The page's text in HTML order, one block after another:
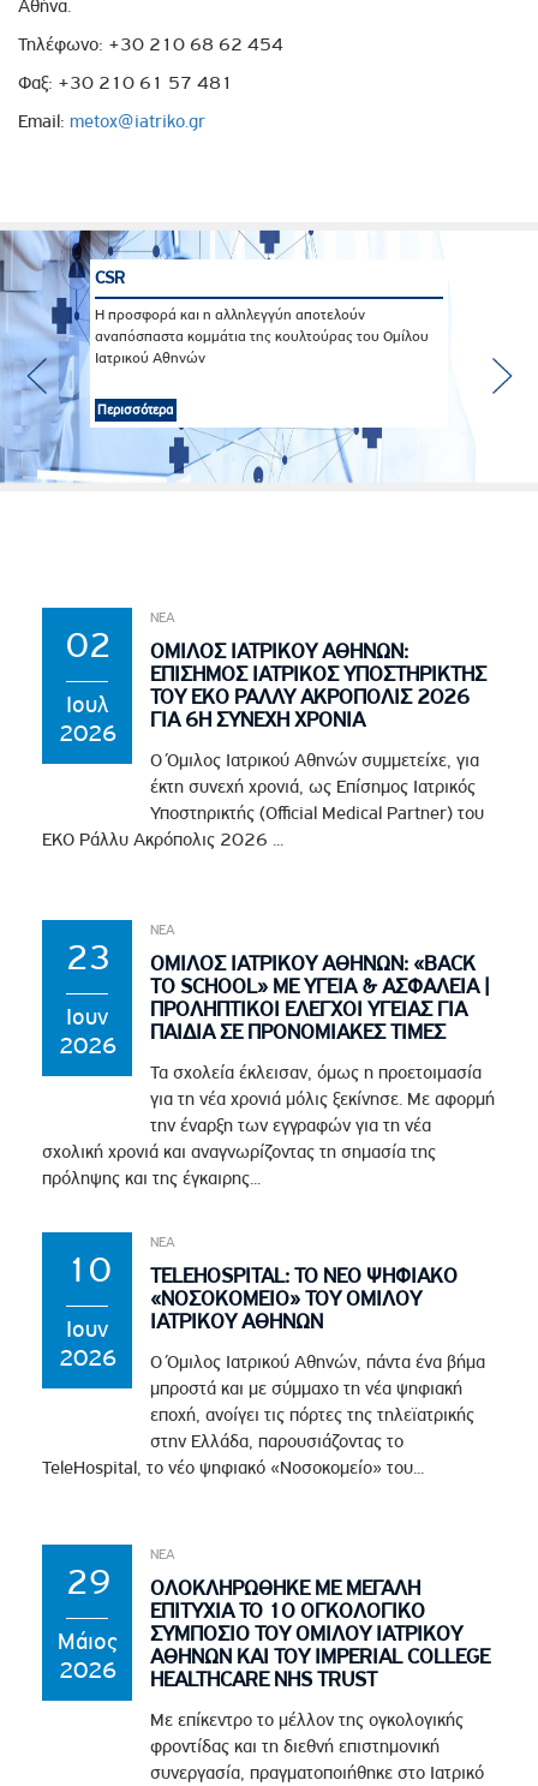
Αθήνα.
Τηλέφωνο: +30 210 68 62 454
Φαξ: +30 210 61 57 481
Email: metox@iatriko.gr
CSR
Η προσφορά και η αλληλεγγύη αποτελούν
αναπόσπαστα κομμάτια της κουλτούρας του Ομίλου
Ιατρικού Αθηνών
Περισσότερα
02
Ιουλ
2026
ΝΕΑ
ΟΜΙΛΟΣ ΙΑΤΡΙΚΟΥ ΑΘΗΝΩΝ:
ΕΠΙΣΗΜΟΣ ΙΑΤΡΙΚΟΣ ΥΠΟΣΤΗΡΙΚΤΗΣ
ΤΟΥ EKO ΡΑΛΛΥ ΑΚΡΟΠΟΛΙΣ 2026
ΓΙΑ 6Η ΣΥΝΕΧΗ ΧΡΟΝΙΑ
Ο Όμιλος Ιατρικού Αθηνών συμμετείχε, για
έκτη συνεχή χρονιά, ως Επίσημος Ιατρικός
Υποστηρικτής (Official Medical Partner) του
EKO Ράλλυ Ακρόπολις 2026 ...
23
Ιουν
2026
ΝΕΑ
ΟΜΙΛΟΣ ΙΑΤΡΙΚΟΥ ΑΘΗΝΩΝ: «BACK
TO SCHOOL» ΜΕ ΥΓΕΙΑ & ΑΣΦΑΛΕΙΑ |
ΠΡΟΛΗΠΤΙΚΟΙ ΕΛΕΓΧΟΙ ΥΓΕΙΑΣ ΓΙΑ
ΠΑΙΔΙΑ ΣΕ ΠΡΟΝΟΜΙΑΚΕΣ ΤΙΜΕΣ
Τα σχολεία έκλεισαν, όμως η προετοιμασία
για τη νέα χρονιά μόλις ξεκίνησε. Με αφορμή
την έναρξη των εγγραφών για τη νέα
σχολική χρονιά και αναγνωρίζοντας τη σημασία της
πρόληψης και της έγκαιρης...
10
Ιουν
2026
ΝΕΑ
TELEHOSPITAL: ΤΟ ΝΕΟ ΨΗΦΙΑΚΟ
«ΝΟΣΟΚΟΜΕΙΟ» ΤΟΥ ΟΜΙΛΟΥ
ΙΑΤΡΙΚΟΥ ΑΘΗΝΩΝ
Ο Όμιλος Ιατρικού Αθηνών, πάντα ένα βήμα
μπροστά και με σύμμαχο τη νέα ψηφιακή
εποχή, ανοίγει τις πόρτες της τηλεϊατρικής
στην Ελλάδα, παρουσιάζοντας το
TeleHospital, το νέο ψηφιακό «Νοσοκομείο» του...
29
Μάιος
2026
ΝΕΑ
ΟΛΟΚΛΗΡΩΘΗΚΕ ΜΕ ΜΕΓΑΛΗ
ΕΠΙΤΥΧΙΑ ΤΟ 1Ο ΟΓΚΟΛΟΓΙΚΟ
ΣΥΜΠΟΣΙΟ ΤΟΥ ΟΜΙΛΟΥ ΙΑΤΡΙΚΟΥ
ΑΘΗΝΩΝ ΚΑΙ ΤΟΥ IMPERIAL COLLEGE
HEALTHCARE NHS TRUST
Με επίκεντρο το μέλλον της ογκολογικής
φροντίδας και τη διεθνή επιστημονική
συνεργασία, πραγματοποιήθηκε στο Ιατρικό